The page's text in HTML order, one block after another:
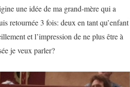
une idée de ma grand-mère qui a
retournée 3 fois: deux en tant qu’enfant
et l’impression de ne plus être à
je veux parler?